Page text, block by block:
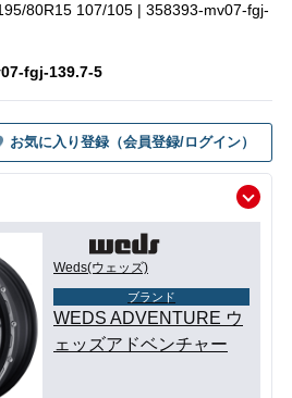
80R15 107/105 | 358393-mv07-fgj-
fgj-139.7-5
お気に入り登録（会員登録/ログイン）
Weds(ウェッズ)
ブランド
WEDS ADVENTURE ウ
ェッズアドベンチャー